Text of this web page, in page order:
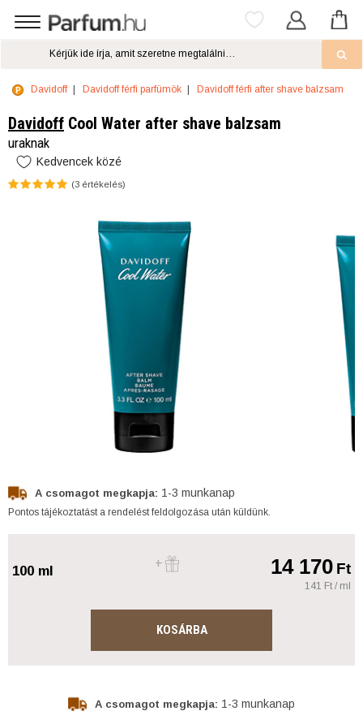
Davidoff Davidoff férfi parfümök Davidoff férfi after shave balzsam
Davidoff Cool Water after shave balzsam
uraknak
Kedvencek közé
(3 értékelés)
A csomagot megkapja: 1-3 munkanap
Pontos tájékoztatást a rendelést feldolgozása után küldünk.
100 ml 14 170Ft
141 Ft / ml
KOSÁRBA
A csomagot megkapja: 1-3 munkanap